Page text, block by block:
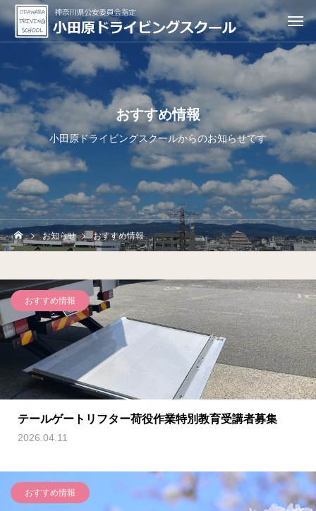
おすすめ情報
小田原ドライビングスクールからのお知らせです
お知らせ おすすめ情報
おすすめ情報
テールゲートリフター荷役作業特別教育受講者募集
2026.04.11
おすすめ情報